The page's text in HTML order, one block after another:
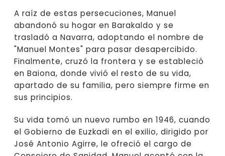
A raíz de estas persecuciones, Manuel
abandonó su hogar en Barakaldo y se
trasladó a Navarra, adoptando el nombre de
"Manuel Montes" para pasar desapercibido.
Finalmente, cruzó la frontera y se estableció
en Baiona, donde vivió el resto de su vida,
apartado de su familia, pero siempre firme en
sus principios.
Su vida tomó un nuevo rumbo en 1946, cuando
el Gobierno de Euzkadi en el exilio, dirigido por
José Antonio Agirre, le ofreció el cargo de